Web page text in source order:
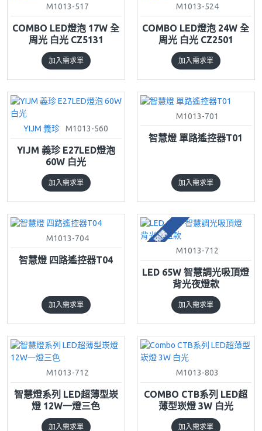
M1013-517
COMBO LED燈泡 17W 全
周光 白光 CZ5131
加入需求單
M1013-524
COMBO LED燈泡 24W 全
周光 白光 CZ2501
加入需求單
YIJM 義珍 M1013-560
YIJM 義珍 E27LED燈泡
60W 白光
加入需求單
M1013-701
智慧燈 單路遙控器T01
加入需求單
M1013-704
智慧燈 四路遙控器T04
加入需求單
預購
M1013-712
LED 65W 智慧調光吸頂燈
背光夜燈款
加入需求單
M1013-712
智慧燈系列 LED超薄型崁
燈 12W一燈三色
加入需求單
M1013-803
COMBO CTB系列 LED超
薄型崁燈 3W 白光
加入需求單